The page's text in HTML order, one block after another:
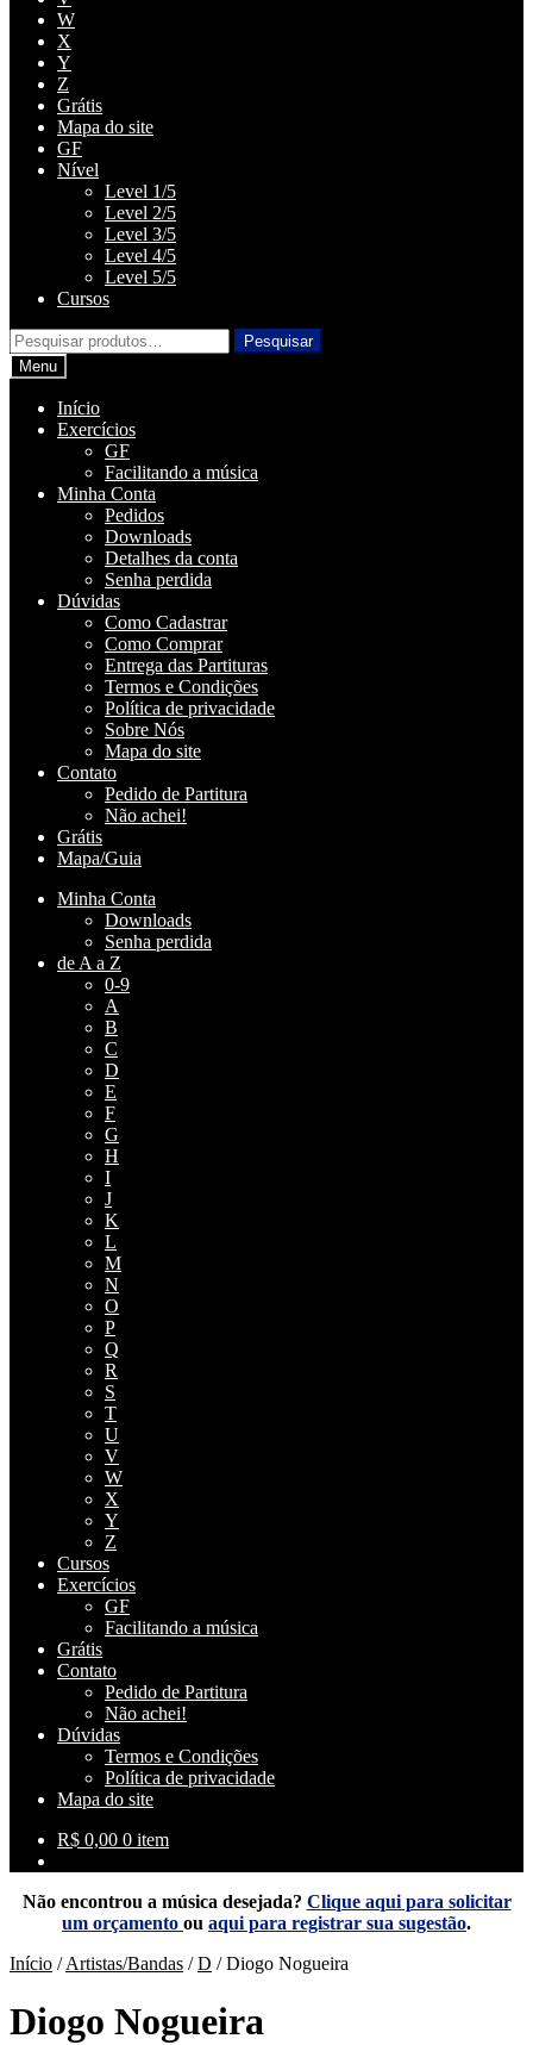
W
X
Y
Z
Grátis
Mapa do site
GF
Nível
Level 1/5
Level 2/5
Level 3/5
Level 4/5
Level 5/5
Cursos
Pesquisar
por:
Pesquisar
Menu
Início
Exercícios
GF
Facilitando a música
Minha Conta
Pedidos
Downloads
Detalhes da conta
Senha perdida
Dúvidas
Como Cadastrar
Como Comprar
Entrega das Partituras
Termos e Condições
Política de privacidade
Sobre Nós
Mapa do site
Contato
Pedido de Partitura
Não achei!
Grátis
Mapa/Guia
Minha Conta
Downloads
Senha perdida
de A a Z
0-9
A
B
C
D
E
F
G
H
I
J
K
L
M
N
O
P
Q
R
S
T
U
V
W
X
Y
Z
Cursos
Exercícios
GF
Facilitando a música
Grátis
Contato
Pedido de Partitura
Não achei!
Dúvidas
Termos e Condições
Política de privacidade
Mapa do site
R$ 0,00 0 item
Não encontrou a música desejada? Clique aqui para solicitar
um orçamento ou aqui para registrar sua sugestão.
Início /Artistas/Bandas /D /Diogo Nogueira
Diogo Nogueira